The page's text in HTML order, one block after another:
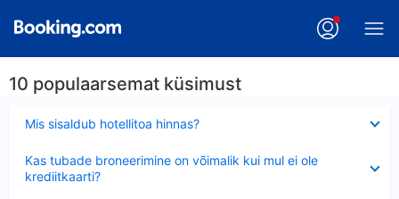
10 populaarsemat küsimust
Mis sisaldub hotellitoa hinnas?
Kas tubade broneerimine on võimalik kui mul ei ole
krediitkaarti?